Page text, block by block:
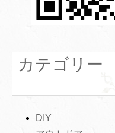
カテゴリー
DIY